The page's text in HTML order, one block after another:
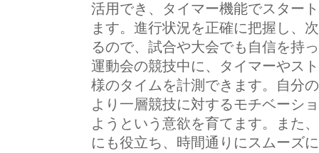
活用でき、タイマー機能でスター
ます。進行状況を正確に把握し、
るので、試合や大会でも自信を持
運動会の競技中に、タイマーやス
様のタイムを計測できます。自分
より一層競技に対するモチベーシ
ようという意欲を育てます。また
にも役立ち、時間通りにスムーズ